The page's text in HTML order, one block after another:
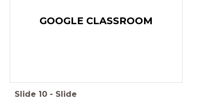
GOOGLE CLASSROOM
Slide 10 - Slide